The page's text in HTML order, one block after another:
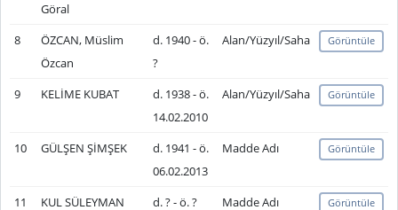
Göral
8
ÖZCAN, Müslim
Özcan
d. 1940 - ö.
?
Alan/Yüzyıl/Saha Görüntüle
9 KELİME KUBAT
d. 1938 - ö.
14.02.2010
Alan/Yüzyıl/Saha Görüntüle
10 GÜLŞEN ŞİMŞEK
d. 1941 - ö.
06.02.2013
Madde Adı Görüntüle
11 KUL SÜLEYMAN d. ? - ö. ? Madde Adı Görüntüle